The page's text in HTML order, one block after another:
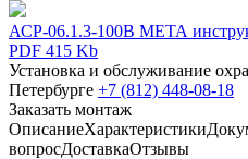
АСР-06.1.3-100В МЕТА
PDF 415 Kb
Установка и обслуживание
Петербурге +7 (812) 448-08-18
Заказать монтаж
ОписаниеХарактеристики
вопросДоставкаОтзывы